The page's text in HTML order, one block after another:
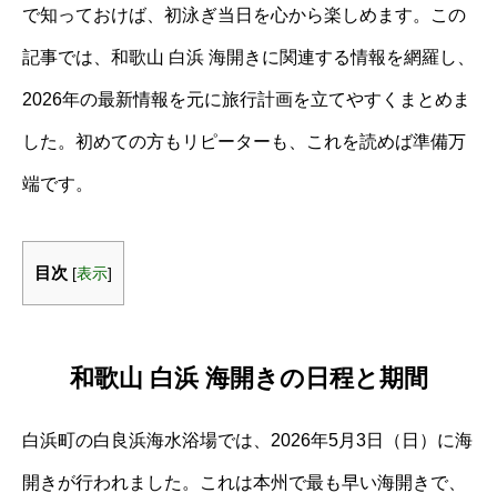
で知っておけば、初泳ぎ当日を心から楽しめます。この
記事では、和歌山 白浜 海開きに関連する情報を網羅し、
2026年の最新情報を元に旅行計画を立てやすくまとめま
した。初めての方もリピーターも、これを読めば準備万
端です。
目次 [表示]
和歌山 白浜 海開きの日程と期間
白浜町の白良浜海水浴場では、2026年5月3日（日）に海
開きが行われました。これは本州で最も早い海開きで、